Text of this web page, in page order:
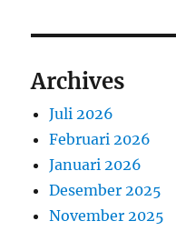
Archives
Juli 2026
Februari 2026
Januari 2026
Desember 2025
November 2025